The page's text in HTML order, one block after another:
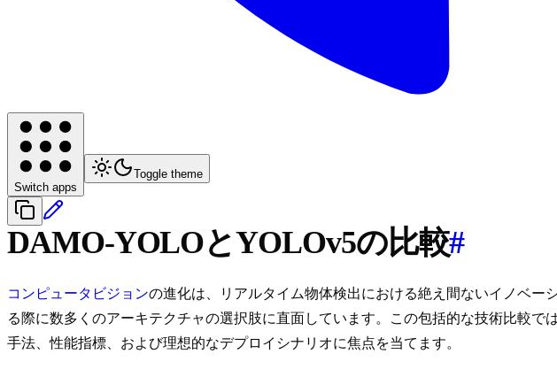
Switch apps
Toggle theme
DAMO-YOLOとYOLOv5の比較#
コンピュータビジョンの進化は、リアルタイム物体検出における絶え間ないイノベ
る際に数多くのアーキテクチャの選択肢に直面しています。この包括的な技術比較では
手法、性能指標、および理想的なデプロイシナリオに焦点を当てます。